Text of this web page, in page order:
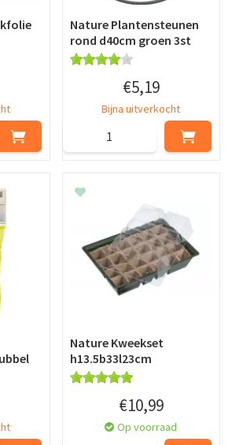
Nature Plantensteunen
rond d40cm groen 3st
€5,19
Bijna uitverkocht
Nature Kweekset
h13.5b33l23cm
€10,99
Op voorraad